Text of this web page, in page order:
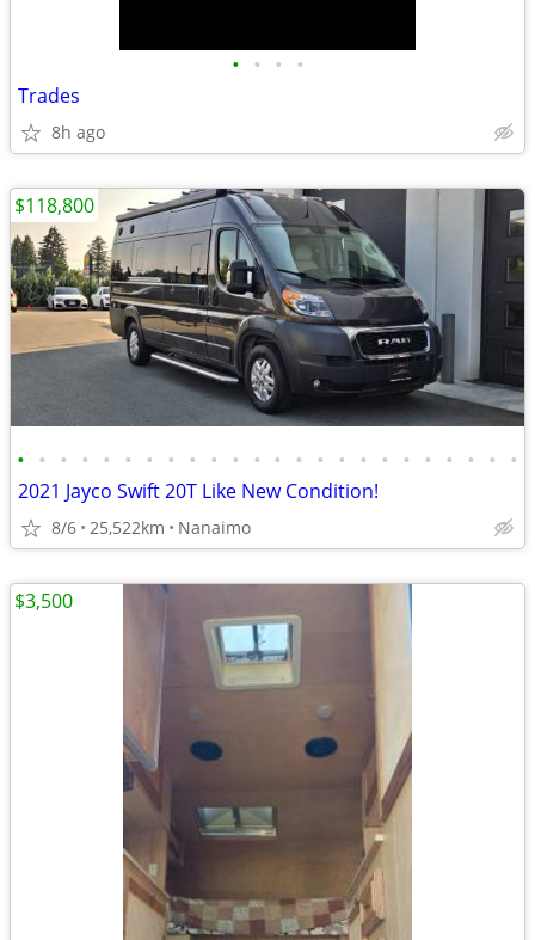
• • • •
Trades
8h ago
• • • • • • • • • • • • • • • • • • • • • • • •
2021 Jayco Swift 20T Like New Condition!
8/6 25,522km Nanaimo
$118,800
$3,500